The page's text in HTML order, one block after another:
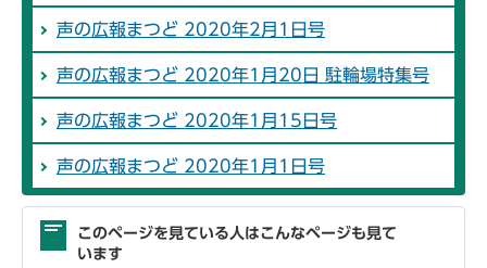
声の広報まつど 2020年2月1日号
声の広報まつど 2020年1月20日 駐輪場特集号
声の広報まつど 2020年1月15日号
声の広報まつど 2020年1月1日号
このページを見ている人はこんなページも見て
います